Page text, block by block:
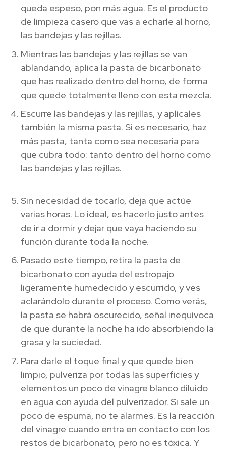
queda espeso, pon más agua. Es el producto
de limpieza casero que vas a echarle al horno,
las bandejas y las rejillas.
Mientras las bandejas y las rejillas se van
ablandando, aplica la pasta de bicarbonato
que has realizado dentro del horno, de forma
que quede totalmente lleno con esta mezcla.
Escurre las bandejas y las rejillas, y aplícales
también la misma pasta. Si es necesario, haz
más pasta, tanta como sea necesaria para
que cubra todo: tanto dentro del horno como
las bandejas y las rejillas.
Sin necesidad de tocarlo, deja que actúe
varias horas. Lo ideal, es hacerlo justo antes
de ir a dormir y dejar que vaya haciendo su
función durante toda la noche.
Pasado este tiempo, retira la pasta de
bicarbonato con ayuda del estropajo
ligeramente humedecido y escurrido, y ves
aclarándolo durante el proceso. Como verás,
la pasta se habrá oscurecido, señal inequívoca
de que durante la noche ha ido absorbiendo la
grasa y la suciedad.
Para darle el toque final y que quede bien
limpio, pulveriza por todas las superficies y
elementos un poco de vinagre blanco diluido
en agua con ayuda del pulverizador. Si sale un
poco de espuma, no te alarmes. Es la reacción
del vinagre cuando entra en contacto con los
restos de bicarbonato, pero no es tóxica. Y